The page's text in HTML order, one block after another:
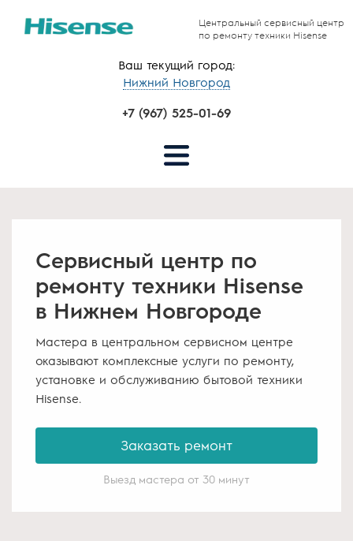
Центральный сервисный центр
по ремонту техники Hisense
Ваш текущий город:
Нижний Новгород
+7 (967) 525-01-69
Сервисный центр по
ремонту техники Hisense
в Нижнем Новгороде
Мастера в центральном сервисном центре
оказывают комплексные услуги по ремонту,
установке и обслуживанию бытовой техники
Hisense.
Заказать ремонт
Выезд мастера от 30 минут